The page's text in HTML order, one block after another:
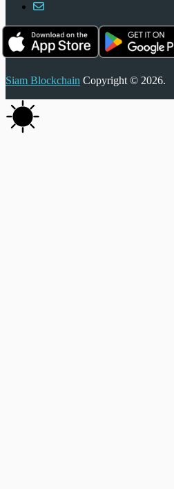
Siam Blockchain Copyright © 2026.